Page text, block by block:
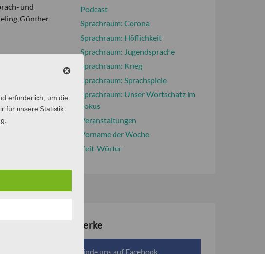
und
Günther
Podcast
Sprachraum: Corona
Sprachraum: Höflichkeit
Sprachraum: Jugendsprache
Sprachraum: Krieg
Sprachraum: Sprachspiele
Sprachraum: Unser Wortschatz im
Fokus
Veranstaltungen
Vorname der Woche
Zeit-Wörter
Netzwerke
Finde uns auf Facebook
erforderlich, um die
für unsere Statistik.